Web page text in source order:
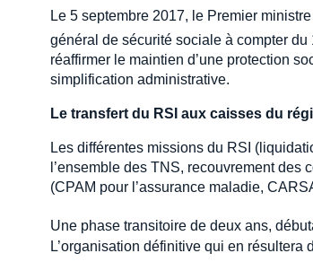
Le 5 septembre 2017, le Premier
général de sécurité sociale à compter du
réaffirmer le maintien d’une protection
simplification administrative.
Le transfert du RSI aux caisses du
Les différentes missions du RSI
l’ensemble des TNS, recouvrement
(CPAM pour l’assurance maladie,
Une phase transitoire de deux ans,
L’organisation définitive qui en